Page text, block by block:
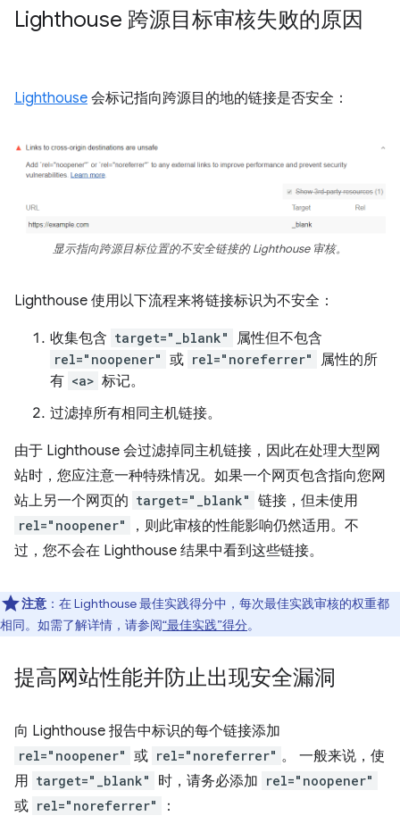
Lighthouse 跨源目标审核失败的原因
Lighthouse 会标记指向跨源目的地的链接是否安全：
显示指向跨源目标位置的不安全链接的 Lighthouse 审核。
Lighthouse 使用以下流程来将链接标识为不安全：
收集包含 target="_blank" 属性但不包含
rel="noopener" 或 rel="noreferrer"
属性的所
有 <a> 标记。
过滤掉所有相同主机链接。
由于 Lighthouse 会过滤掉同主机链接，因此在处理大型网
站时，您应注意一种特殊情况。如果一个网页包含指向您网
站上另一个网页的 target="_blank" 链接，但未使用
rel="noopener"
，则此审核的性能影响仍然适用。不
过，您不会在 Lighthouse 结果中看到这些链接。
注意 ：在 Lighthouse 最佳实践得分中，每次最佳实践审核的权重都
相同。如需了解详情，请参阅“最佳实践”得分。
提高网站性能并防止出现安全漏洞
向 Lighthouse 报告中标识的每个链接添加
rel="noopener" 或 rel="noreferrer" 。 一般来说，使
用 target="_blank" 时，请务必添加 rel="noopener"
或 rel="noreferrer" ：